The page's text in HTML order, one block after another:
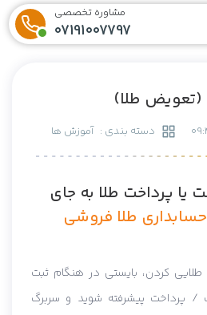
مشاوره تخصصی
07191007797
طلا)
دسته بندی : آموزش ها
یا پرداخت طلا به جای
حسابداری طلا فروشی
کردن، بایستی در هنگام ثبت
/ پرداخت پیشرفته شوید و سربرگ